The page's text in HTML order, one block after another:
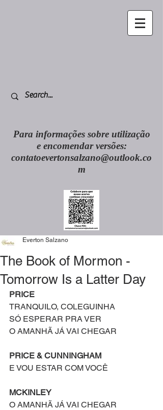
Para informações sobre utilização
e encomendar versões:
contatoevertonsalzano@outlook.co
m
The Book of Mormon -
Tomorrow Is a Latter Day
Everton Salzano
PRICE
TRANQUILO, COLEGUINHA
SÓ ESPERAR PRA VER
O AMANHÃ JÁ VAI CHEGAR
PRICE & CUNNINGHAM
E VOU ESTAR COM VOCÊ
MCKINLEY
O AMANHÃ JÁ VAI CHEGAR